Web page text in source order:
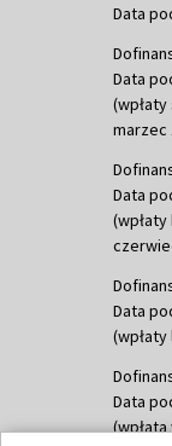
Data
Data
marzec
Data
(wpłaty
Data
Data